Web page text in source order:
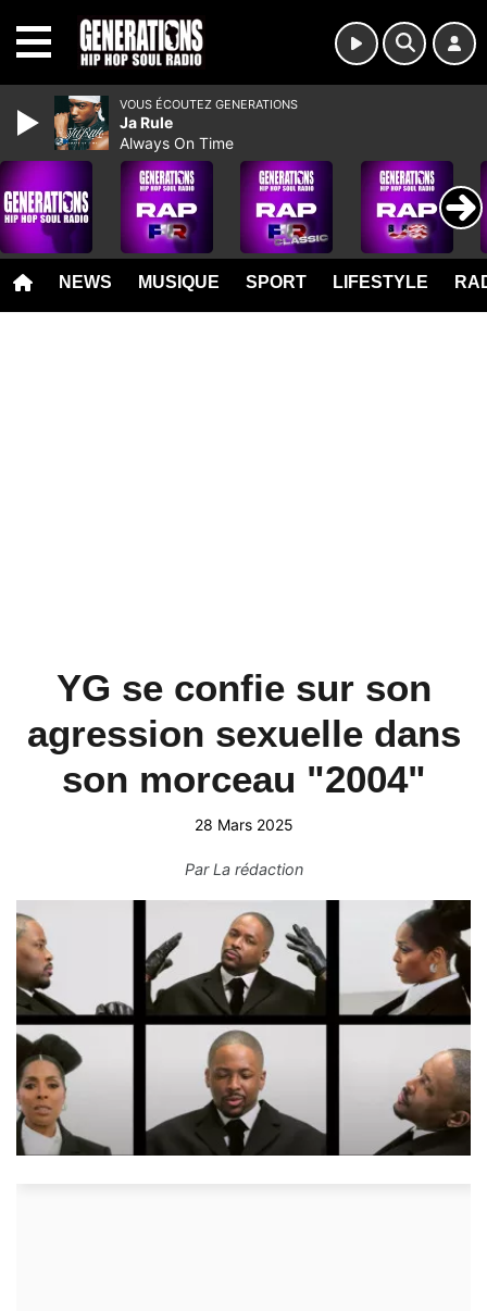
NEWS MUSIQUE SPORT LIFESTYLE
YG se confie sur son
agression sexuelle dans
son morceau "2004"
28 Mars 2025
ParLa rédaction
VOUS ÉCOUTEZ GENERATIONS
Ja Rule
Always On Time